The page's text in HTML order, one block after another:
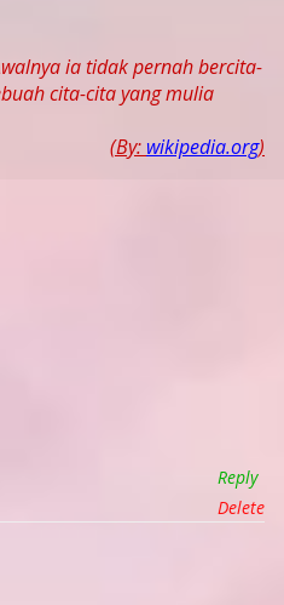
ia tidak pernah bercita-
cita-cita yang mulia
(By: wikipedia.org)
Reply
Delete